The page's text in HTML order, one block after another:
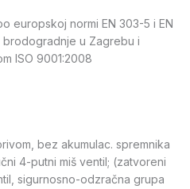
europskoj normi EN 303-5 i EN
brodogradnje u Zagrebu i
ISO 9001:2008
bez akumulac. spremnika
4-putni miš ventil; (zatvoreni
sigurnosno-odzračna grupa